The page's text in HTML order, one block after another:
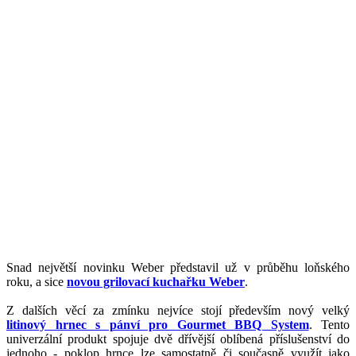
Snad největší novinku Weber představil už v průběhu loňského
roku, a sice novou grilovací kuchařku Weber.
Z dalších věcí za zmínku nejvíce stojí především nový velký
litinový hrnec s pánví pro Gourmet BBQ System. Tento
univerzální produkt spojuje dvě dřívější oblíbená příslušenství do